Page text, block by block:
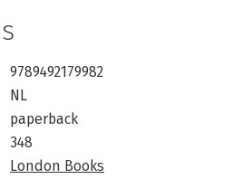
9789492179982
NL
paperback
348
London Books